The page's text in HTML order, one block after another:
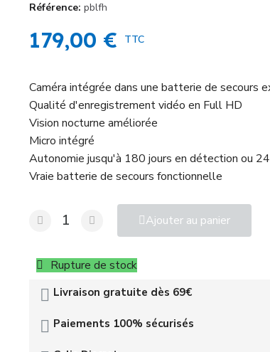
Référence pblfh
179,00 € TTC
Caméra intégrée dans une batterie de secours
Qualité d'enregistrement vidéo en Full HD
Vision nocturne améliorée
Micro intégré
Autonomie jusqu'à 180 jours en détection ou
Vraie batterie de secours fonctionnelle
Ajouter au panier
Rupture de stock
Livraison gratuite dès 69€
Paiements 100% sécurisés